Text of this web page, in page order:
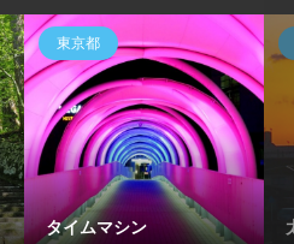
東京都
タイムマシン